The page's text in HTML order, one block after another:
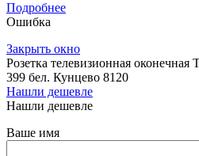
Подробнее
Ошибка
Закрыть окно
Розетка телевизионная
399 бел. Кунцево 8120
Нашли дешевле
Нашли дешевле
Ваше имя